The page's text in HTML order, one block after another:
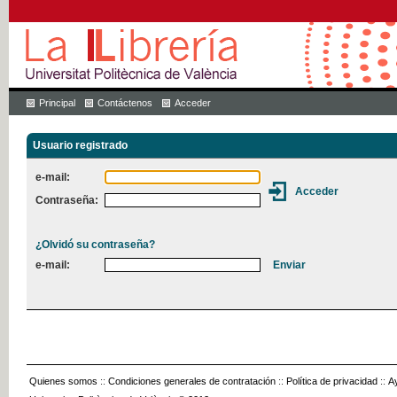
Principal Contáctenos Acceder
Usuario registrado
e-mail:
Contraseña:
¿Olvidó su contraseña?
e-mail:
Quienes somos :: Condiciones generales de contratación :: Política de privacidad ::